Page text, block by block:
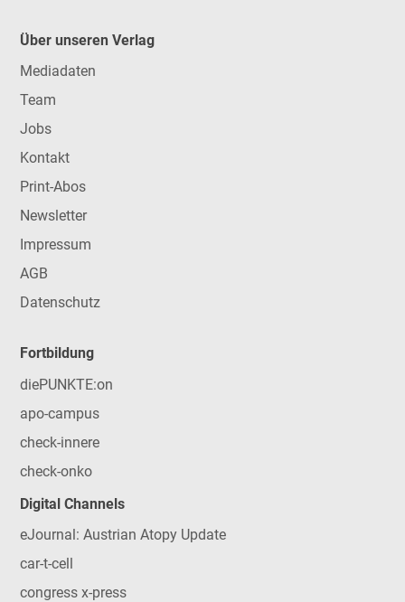
Über unseren Verlag
Mediadaten
Team
Jobs
Kontakt
Print-Abos
Newsletter
Impressum
AGB
Datenschutz
Fortbildung
diePUNKTE:on
apo-campus
check-innere
check-onko
Digital Channels
eJournal: Austrian Atopy Update
car-t-cell
congress x-press